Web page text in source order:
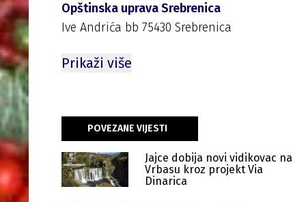
Opštinska uprava Srebrenica
Ive Andrića bb 75430 Srebrenica
Prikaži više
POVEZANE VIJESTI
Jajce dobija novi vidikovac na
Vrbasu kroz projekt Via
Dinarica